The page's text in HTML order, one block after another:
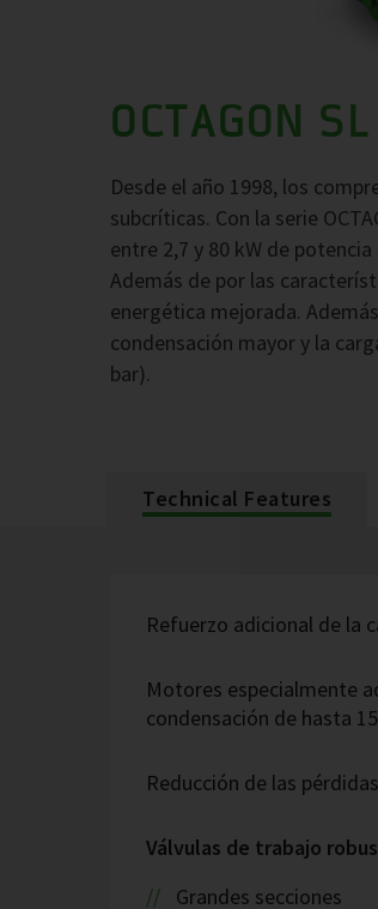
OCTAGON
Desde el año 1998, los
subcríticas. Con la serie
entre 2,7 y 80 kW de
Además de por las
energética mejorada.
condensación mayor y la
bar).
Technical Features
Refuerzo adicional de la
Motores especialmente
condensación de hasta
Reducción de las
Válvulas de trabajo
Grandes secciones